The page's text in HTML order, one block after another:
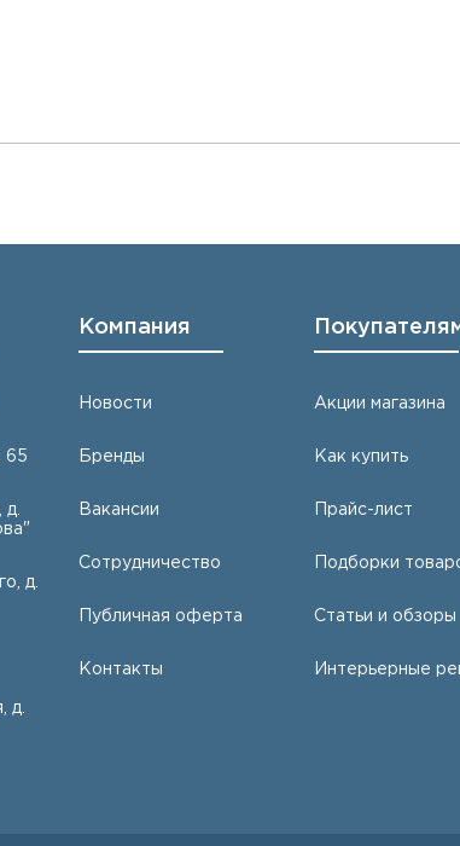
65
д.
д.
Компания
Новости
Бренды
Вакансии
Сотрудничество
Публичная оферта
Контакты
Акции магазина
Как купить
Прайс-лист
Подборки
Статьи и обзоры
Интерьерные